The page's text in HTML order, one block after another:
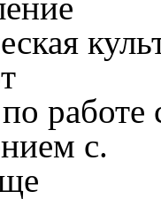
работе
с.